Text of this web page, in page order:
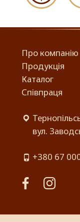
Про компанію
Продукція
Каталог
Співпраця
вул.
+380 67
facebookinstagram